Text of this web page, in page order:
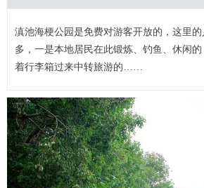
滇池海梗公园是免费对游客开放的，这里
多，一是本地居民在此锻炼、钓鱼、休闲
着行李箱过来中转旅游的……